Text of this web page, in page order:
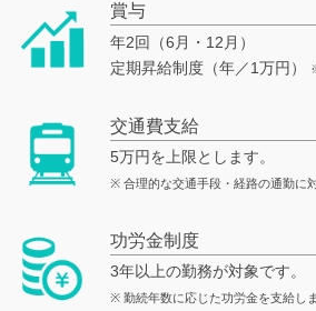
賞与
年2回（6月・12月）
定期昇給制度（年／1万円）
交通費支給
5万円を上限とします。
※ 合理的な交通手段・経路の通勤に
功労金制度
3年以上の勤務が対象です。
※ 勤続年数に応じた功労金を支給しま